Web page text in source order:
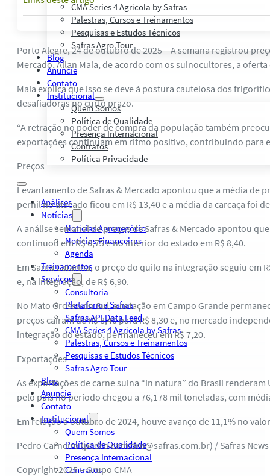
CMA Series 4 Agrícola by Safras
Palestras, Cursos e Treinamentos
Pesquisas e Estudos Técnicos
Safras Agro Tour
Blog
Anuncie
Contato
Institucional
Quem Somos
Política de Qualidade
Presença Internacional
Contratos
Política Privacidade
Análises
Notícias
Notícias Agronegócio
Notícias Financeiras
Agenda
Treinamentos
Serviços
Consultoria
Plataforma Safras
Safras API Data Feed
CMA Series 4 Agrícola by Safras
Palestras, Cursos e Treinamentos
Pesquisas e Estudos Técnicos
Safras Agro Tour
Blog
Anuncie
Contato
Institucional
Quem Somos
Política de Qualidade
Presença Internacional
Contratos
Porto Alegre, 24 de outubro de 2025 – A semana registrou
Mercado, Allan Maia, de acordo com os suinocultores, a
Maia explica que isso se deve à postura cautelosa dos
desafiadoras no curto prazo.
“A retração no poder de compra da população também
exportações continuam em ritmo positivo, contribuindo para
Preços
Levantamento de Safras & Mercado apontou que a média de
pernil no atacado ficou em R$ 13,40 e a média da carcaça foi
A análise semanal de preços de Safras & Mercado apontou
continuou em R$ 6,75 e no interior do estado em R$ 8,40.
Em Santa Catarina, o preço do quilo na integração seguiu em
e, na integração, de R$ 6,90.
No Mato Grosso do Sul, a cotação em Campo Grande
preços caíram de R$ 8,40 para R$ 8,30 e, no mercado
integração do estado, permaneceu em R$ 7,20.
Exportações
As exportações de carne suína “in natura” do Brasil
pelo país no período chegou a 76,178 mil toneladas, com
Em relação a outubro de 2024, houve avanço de 11,1% no
Pedro Carneiro (pedro.carneiro@safras.com.br) / Safras News
Copyright 2025 – Grupo CMA